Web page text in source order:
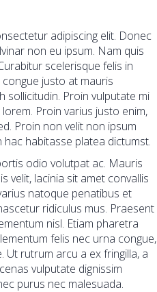
adipiscing elit. Donec
non eu ipsum. Nam quis
scelerisque felis in
justo at mauris
sollicitudin. Proin vulputate mi
Proin varius justo enim,
Proin non velit non ipsum
habitasse platea dictumst.
odio volutpat ac. Mauris
velit, lacinia sit amet convallis
natoque penatibus et
ridiculus mus. Praesent
nisl. Etiam pharetra
felis nec urna congue,
Ut rutrum arcu a ex fringilla, a
vulputate dignissim
purus nec malesuada.